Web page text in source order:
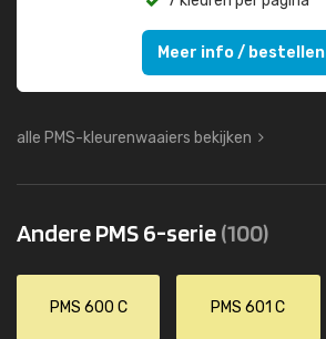
Meer info / bestellen
alle PMS-kleurenwaaiers bekijken
Andere PMS 6-serie(100)
PMS 600 C PMS 601 C